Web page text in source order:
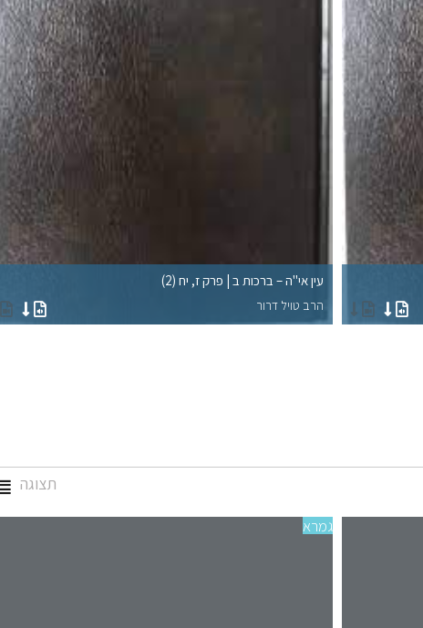
עין אי"ה – ברכות ב | פרק ז, יח (2)
הרב טויל דרור
תצוגה
גמרא